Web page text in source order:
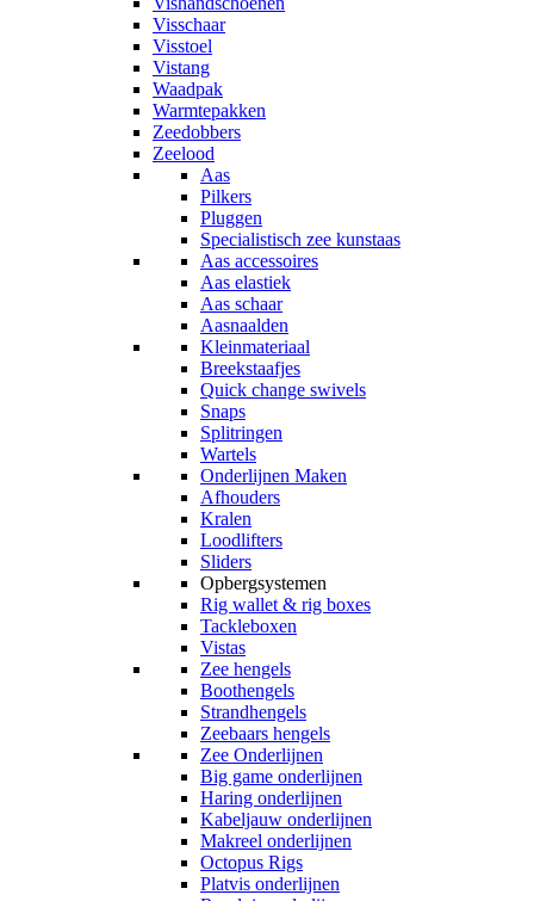
Visschaar
Visstoel
Vistang
Waadpak
Warmtepakken
Zeedobbers
Zeelood
Aas
Pilkers
Pluggen
Specialistisch zee kunstaas
Aas accessoires
Aas elastiek
Aas schaar
Aasnaalden
Kleinmateriaal
Breekstaafjes
Quick change swivels
Snaps
Splitringen
Wartels
Onderlijnen Maken
Afhouders
Kralen
Loodlifters
Sliders
Opbergsystemen
Rig wallet & rig boxes
Tackleboxen
Vistas
Zee hengels
Boothengels
Strandhengels
Zeebaars hengels
Zee Onderlijnen
Big game onderlijnen
Haring onderlijnen
Kabeljauw onderlijnen
Makreel onderlijnen
Octopus Rigs
Platvis onderlijnen